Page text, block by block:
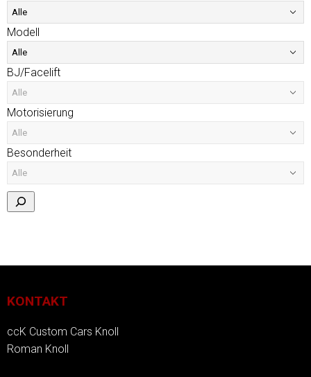
Modell
BJ/Facelift
Motorisierung
Besonderheit
KONTAKT
ccK Custom Cars Knoll
Roman Knoll